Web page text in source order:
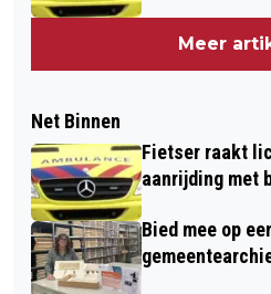
Meer
Net Binnen
Fietser raakt
aanrijding met
Bied mee op